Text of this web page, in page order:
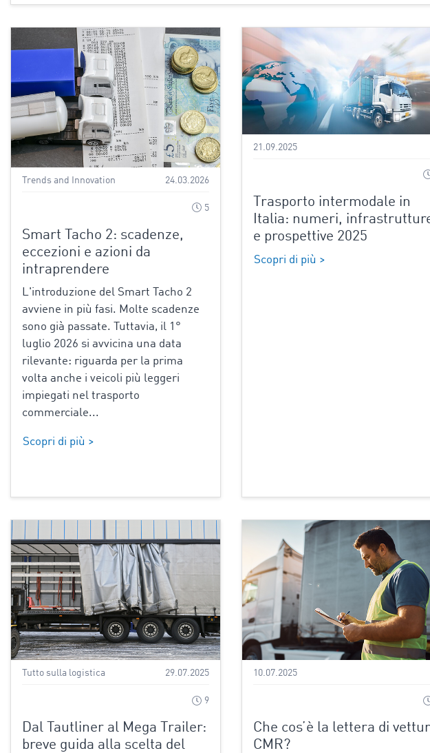
Trends and Innovation 24.03.2026
5
Smart Tacho 2: scadenze,
eccezioni e azioni da
intraprendere
L'introduzione del Smart Tacho 2
avviene in più fasi. Molte scadenze
sono già passate. Tuttavia, il 1°
luglio 2026 si avvicina una data
rilevante: riguarda per la prima
volta anche i veicoli più leggeri
impiegati nel trasporto
commerciale...
Scopri di più >
21.09.2025
Trasporto intermodale in
Italia: numeri,
e prospettive 2025
Scopri di più >
Tutto sulla logistica 29.07.2025
9
Dal Tautliner al Mega Trailer:
breve guida alla scelta del
10.07.2025
Che cos’è la lettera di
CMR?